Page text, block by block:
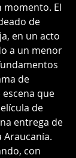
momento. El
de
en un acto
a un menor
de
escena que
de
entrega de
con